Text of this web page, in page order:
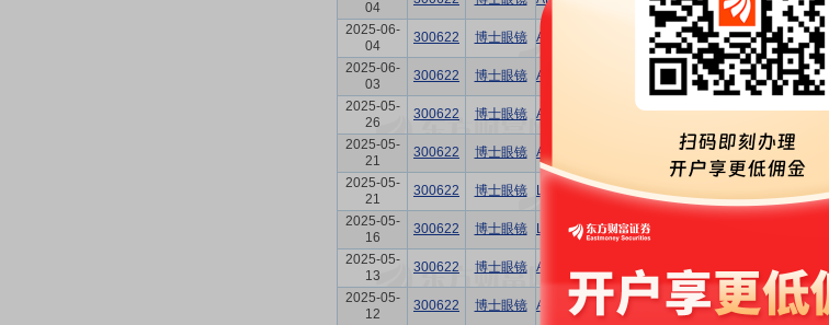
04
2025-06-
04
300622 博士眼镜 -11.23万 31.42 -352.85
2025-06-
03
300622 博士眼镜 27.89 -912.00
2025-05-
26
300622 博士眼镜 -1600.00 42.28 -6.76
2025-05-
21
300622 博士眼镜 42.38 -74.59
2025-05-
21
300622 博士眼镜 LOUISA FAN -40.94万
2025-05-
16
300622 博士眼镜 LOUISA FAN -19.56万
2025-05-
13
300622 博士眼镜 -4.11万 -180.39
2025-05-
12
300622 博士眼镜 -41.03万 43.39 -1780.29